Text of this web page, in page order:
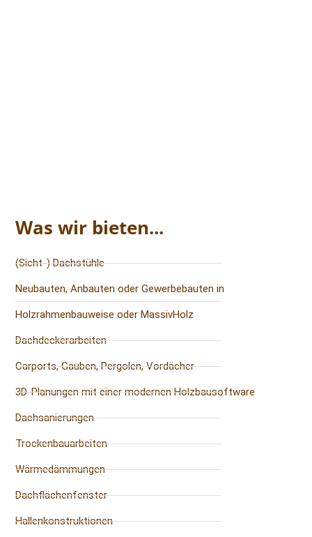
Was wir bieten...
(Sicht-) Dachstühle
Neubauten, Anbauten oder Gewerbebauten in
Holzrahmenbauweise oder MassivHolz
Dachdeckerarbeiten
Carports, Gauben, Pergolen, Vordächer
3D-Planungen mit einer modernen Holzbausoftware
Dachsanierungen
Trockenbauarbeiten
Wärmedämmungen
Dachflächenfenster
Hallenkonstruktionen